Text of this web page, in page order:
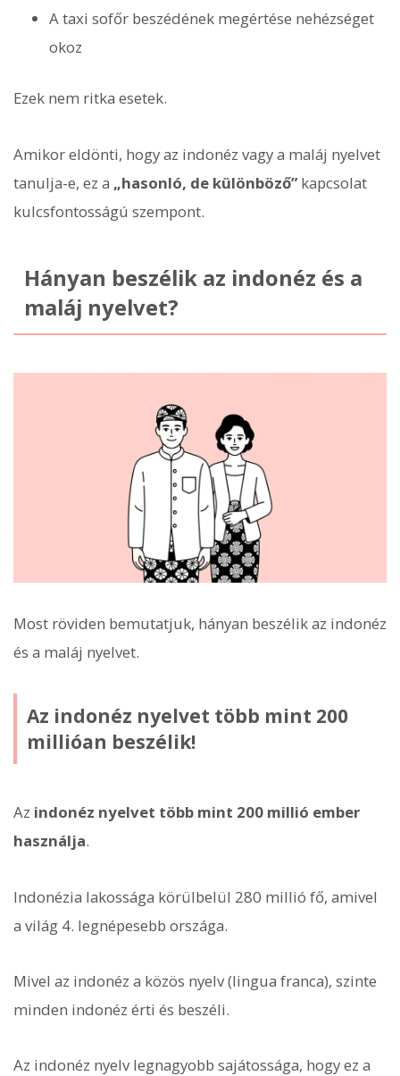
A taxi sofőr beszédének megértése nehézséget
okoz
Ezek nem ritka esetek.
Amikor eldönti, hogy az indonéz vagy a maláj nyelvet
tanulja-e, ez a „hasonló, de különböző”kapcsolat
kulcsfontosságú szempont.
Hányan beszélik az indonéz és a
maláj nyelvet?
Most röviden bemutatjuk, hányan beszélik az indonéz
és a maláj nyelvet.
Az indonéz nyelvet több mint 200
millióan beszélik!
Az indonéz nyelvet több mint 200 millió ember
használja.
Indonézia lakossága körülbelül 280 millió fő, amivel
a világ 4. legnépesebb országa.
Mivel az indonéz a közös nyelv (lingua franca), szinte
minden indonéz érti és beszéli.
Az indonéz nyelv legnagyobb sajátossága, hogy ez a